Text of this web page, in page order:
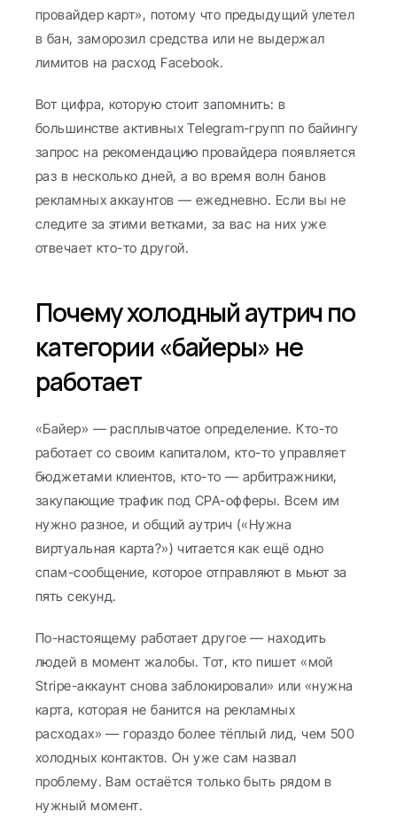
провайдер карт», потому что предыдущий улетел
в бан, заморозил средства или не выдержал
лимитов на расход Facebook.
Вот цифра, которую стоит запомнить: в
большинстве активных Telegram-групп по байингу
запрос на рекомендацию провайдера появляется
раз в несколько дней, а во время волн банов
рекламных аккаунтов — ежедневно. Если вы не
следите за этими ветками, за вас на них уже
отвечает кто-то другой.
Почему холодный аутрич по
категории «байеры» не
работает
«Байер» — расплывчатое определение. Кто-то
работает со своим капиталом, кто-то управляет
бюджетами клиентов, кто-то — арбитражники,
закупающие трафик под CPA-офферы. Всем им
нужно разное, и общий аутрич («Нужна
виртуальная карта?») читается как ещё одно
спам-сообщение, которое отправляют в мьют за
пять секунд.
По-настоящему работает другое — находить
людей в момент жалобы. Тот, кто пишет «мой
Stripe-аккаунт снова заблокировали» или «нужна
карта, которая не банится на рекламных
расходах» — гораздо более тёплый лид, чем 500
холодных контактов. Он уже сам назвал
проблему. Вам остаётся только быть рядом в
нужный момент.